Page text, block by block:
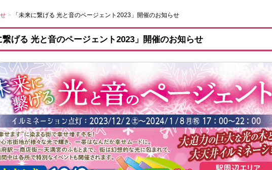
> 「未来に繋げる 光と音のページェント2023」開催のお知らせ
繋げる 光と音のページェント2023」開催のお知らせ